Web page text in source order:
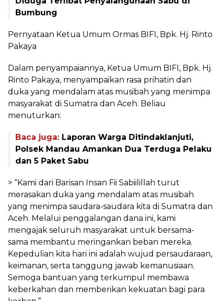
Bumbung
Pernyataan Ketua Umum Ormas BIFI, Bpk. Hj. Rinto
Pakaya
Dalam penyampaiannya, Ketua Umum BIFI, Bpk. Hj.
Rinto Pakaya, menyampaikan rasa prihatin dan
duka yang mendalam atas musibah yang menimpa
masyarakat di Sumatra dan Aceh. Beliau
menuturkan:
Baca juga: Laporan Warga Ditindaklanjuti,
Polsek Mandau Amankan Dua Terduga Pelaku
dan 5 Paket Sabu
> “Kami dari Barisan Insan Fii Sabiilillah turut
merasakan duka yang mendalam atas musibah
yang menimpa saudara-saudara kita di Sumatra dan
Aceh. Melalui penggalangan dana ini, kami
mengajak seluruh masyarakat untuk bersama-
sama membantu meringankan beban mereka.
Kepedulian kita hari ini adalah wujud persaudaraan,
keimanan, serta tanggung jawab kemanusiaan.
Semoga bantuan yang terkumpul membawa
keberkahan dan memberikan kekuatan bagi para